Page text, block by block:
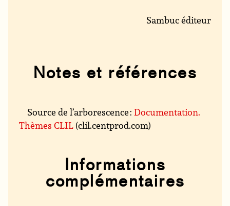
Sambuc éditeur
Notes et références
Source de l’arborescence :Documentation.
Thèmes CLIL (clil.centprod.com)
Informations
complémentaires